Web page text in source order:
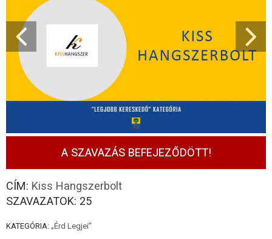
A SZAVAZÁS BEFEJEZŐDÖTT!
CÍM: Kiss Hangszerbolt
SZAVAZATOK: 25
KATEGÓRIA: „Érd Legjei”